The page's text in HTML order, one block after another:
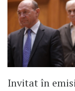
Invitat în